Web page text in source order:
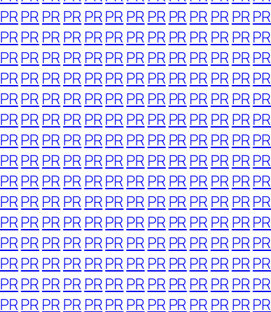
PRPR PR PR PRPR PR PR PR PR PR PRPR
PRPR PR PR PRPR PR PR PR PR PR PRPR
PRPR PR PR PRPR PR PR PR PR PR PRPR
PRPR PR PR PRPR PR PR PR PR PR PRPR
PRPR PR PR PRPR PR PR PR PR PR PRPR
PRPR PR PR PRPR PR PR PR PR PR PRPR
PRPR PR PR PRPR PR PR PR PR PR PRPR
PRPR PR PR PRPR PR PR PR PR PR PRPR
PRPR PR PR PRPR PR PR PR PR PR PRPR
PRPR PR PR PRPR PR PR PR PR PR PRPR
PRPR PR PR PRPR PR PR PR PR PR PRPR
PRPR PR PR PRPR PR PR PR PR PR PRPR
PRPR PR PR PRPR PR PR PR PR PR PRPR
PRPR PR PR PRPR PR PR PR PR PR PRPR
PRPR PR PR PRPR PR PR PR PR PR PRPR